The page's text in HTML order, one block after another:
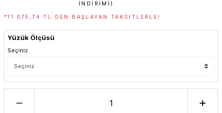
INDIRIMI)
*11.075,74 TL DEN BAŞLAYAN TAKSITLERLE!
Yüzük Ölçüsü
Seçiniz